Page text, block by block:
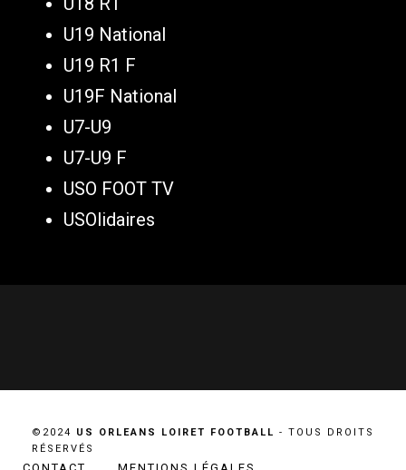
U19 National
U19 R1 F
U19F National
U7-U9
U7-U9 F
USO FOOT TV
USOlidaires
©2024 US ORLEANS LOIRET FOOTBALL - TOUS DROITS
RÉSERVÉS